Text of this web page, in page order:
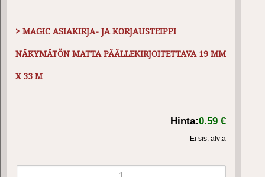
> MAGIC ASIAKIRJA- JA KORJAUSTEIPPI
NÄKYMÄTÖN MATTA PÄÄLLEKIRJOITETTAVA 19 MM
X 33 M
Hinta:0.59 €
Ei sis. alv:a